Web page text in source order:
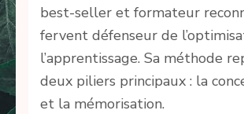
best-seller et formateur
fervent défenseur de
l’apprentissage. Sa méthode
deux piliers principaux : la
et la mémorisation.